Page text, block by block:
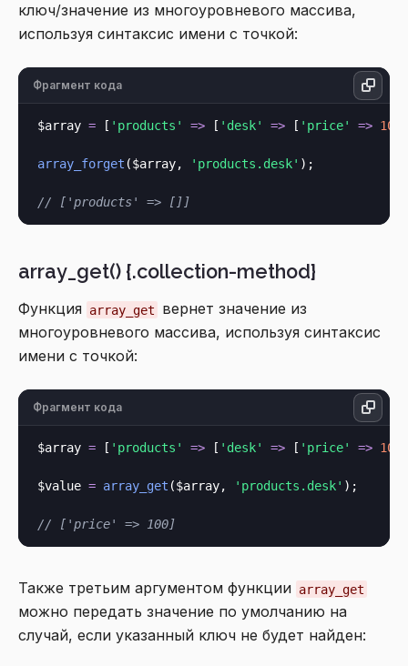
ключ/значение из многоуровневого массива,
используя синтаксис имени с точкой:
Фрагмент кода
$array = [ 'products' => [ 'desk' => [ 'price' => 100
array_forget ($array, 'products.desk' );
// ['products' => []]
array_get() {.collection-method}
Функция array_get
вернет значение из
многоуровневого массива, используя синтаксис
имени с точкой:
Фрагмент кода
$array = [ 'products' => [ 'desk' => [ 'price' => 100
$value = array_get ($array, 'products.desk' );
// ['price' => 100]
Также третьим аргументом функции array_get
можно передать значение по умолчанию на
случай, если указанный ключ не будет найден: